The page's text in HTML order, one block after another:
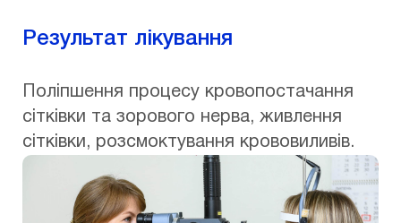
Результат лікування
Поліпшення процесу кровопостачання
сітківки та зорового нерва, живлення
сітківки, розсмоктування крововиливів.